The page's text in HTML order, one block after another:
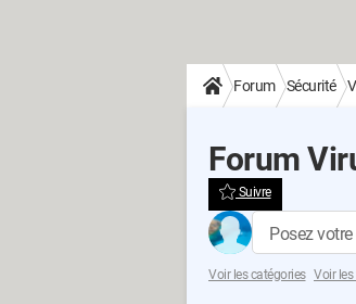
Forum Sécurité
Forum
Suivre
Posez
Voir les catégories Voir